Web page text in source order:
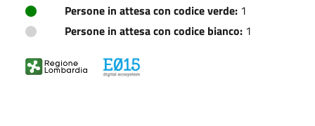
Persone in attesa con codice verde: 1
Persone in attesa con codice bianco: 1